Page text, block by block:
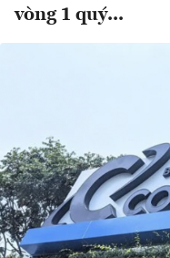
vòng 1 quý...